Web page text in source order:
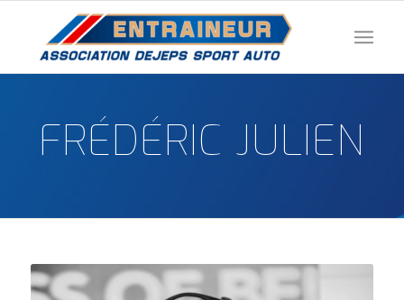
FRÉDÉRIC JULIEN